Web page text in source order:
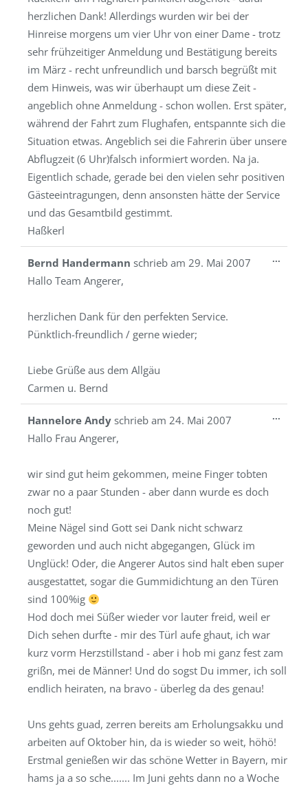
herzlichen Dank! Allerdings wurden wir bei der
Hinreise morgens um vier Uhr von einer Dame - trotz
sehr frühzeitiger Anmeldung und Bestätigung bereits
im März - recht unfreundlich und barsch begrüßt mit
dem Hinweis, was wir überhaupt um diese Zeit -
angeblich ohne Anmeldung - schon wollen. Erst später,
während der Fahrt zum Flughafen, entspannte sich die
Situation etwas. Angeblich sei die Fahrerin über unsere
Abflugzeit (6 Uhr)falsch informiert worden. Na ja.
Eigentlich schade, gerade bei den vielen sehr positiven
Gästeeintragungen, denn ansonsten hätte der Service
und das Gesamtbild gestimmt.
Haßkerl
Bernd Handermann schrieb am 29. Mai 2007
Hallo Team Angerer,
herzlichen Dank für den perfekten Service.
Pünktlich-freundlich / gerne wieder;
Liebe Grüße aus dem Allgäu
Carmen u. Bernd
...
Hannelore Andy schrieb am 24. Mai 2007
Hallo Frau Angerer,
wir sind gut heim gekommen, meine Finger tobten
zwar no a paar Stunden - aber dann wurde es doch
noch gut!
Meine Nägel sind Gott sei Dank nicht schwarz
geworden und auch nicht abgegangen, Glück im
Unglück! Oder, die Angerer Autos sind halt eben super
ausgestattet, sogar die Gummidichtung an den Türen
sind 100%ig
Hod doch mei Süßer wieder vor lauter freid, weil er
Dich sehen durfte - mir des Türl aufe ghaut, ich war
kurz vorm Herzstillstand - aber i hob mi ganz fest zam
grißn, mei de Männer! Und do sogst Du immer, ich soll
endlich heiraten, na bravo - überleg da des genau!
Uns gehts guad, zerren bereits am Erholungsakku und
arbeiten auf Oktober hin, da is wieder so weit, höhö!
Erstmal genießen wir das schöne Wetter in Bayern, mir
hams ja a so sche....... Im Juni gehts dann no a Woche
...